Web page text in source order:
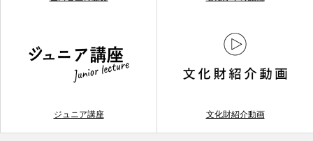
ジュニア講座 文化財紹介動画